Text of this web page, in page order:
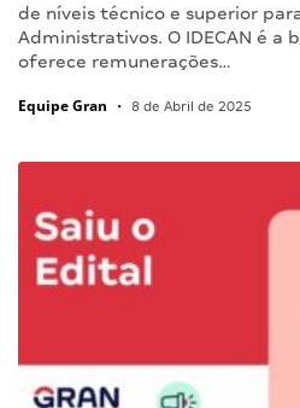
de níveis técnico e superior
Administrativos. O IDECAN é a
oferece remunerações…
Equipe Gran • 8 de Abril de 2025